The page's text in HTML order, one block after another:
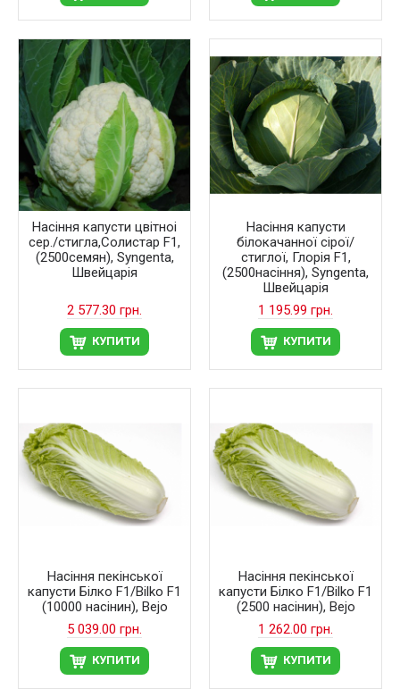
Насіння капусти цвітноі
сер./стигла,Солистар F1,
(2500семян), Syngenta,
Швейцарія
2 577.30 грн.
КУПИТИ
Насіння капусти
білокачанної сірої/
стиглої, Глорія F1,
(2500насіння), Syngenta,
Швейцарія
1 195.99 грн.
КУПИТИ
Насіння пекінської
капусти Білко F1/Bilko F1
(10000 насінин), Bejo
5 039.00 грн.
КУПИТИ
Насіння пекінської
капусти Білко F1/Bilko F1
(2500 насінин), Bejo
1 262.00 грн.
КУПИТИ